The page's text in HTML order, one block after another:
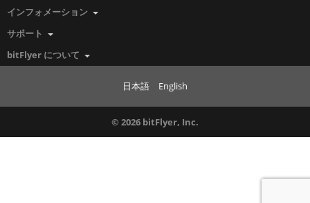
インフォメーション
サポート
bitFlyer について
日本語 English
© 2026 bitFlyer, Inc.